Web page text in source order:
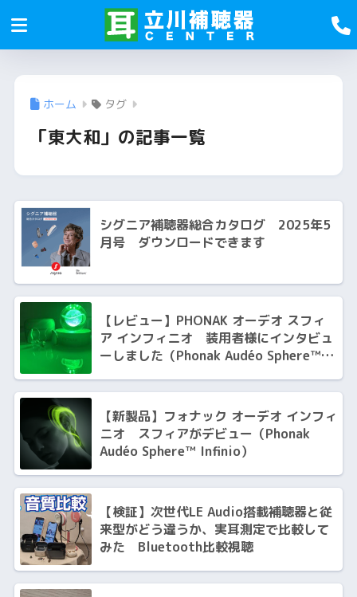
ホーム タグ
「東大和」の記事一覧
シグニア補聴器総合カタログ 2025年5
月号 ダウンロードできます
【レビュー】PHONAK オーデオ スフィ
ア インフィニオ 装用者様にインタビュ
ーしました（Phonak Audéo Sphere™
【新製品】フォナック オーデオ インフィ
ニオ スフィアがデビュー（Phonak
Audéo Sphere™ Infinio）
【検証】次世代LE Audio搭載補聴器と従
来型がどう違うか、実耳測定で比較して
みた Bluetooth比較視聴